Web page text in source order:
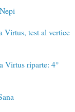
Virtus, test al vertice
Virtus riparte: 4°